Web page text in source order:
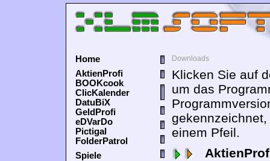
Home
AktienProfi
BOOKcook
ClicKalender
DatuBiX
GeldProfi
eDVarDo
Pictigal
FolderPatrol
Spiele
Downloads
Klicken Sie auf
um das
einem Pfeil.